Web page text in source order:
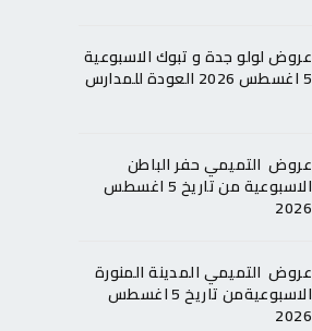
عروض لولو جدة و تبوك الاسبوعية
5 اغسطس 2026 العودة للمدارس
عروض التميمي حفر الباطن
الاسبوعية من تاريخ 5 اغسطس
2026
عروض التميمي المدينة المنورة
الاسبوعيةمن تاريخ 5 اغسطس
2026